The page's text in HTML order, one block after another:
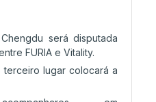
será disputada
FURIA e Vitality.
lugar colocará a